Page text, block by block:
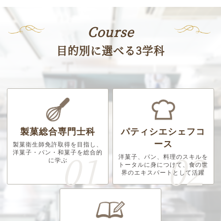
Course
目的別に選べる3学科
製菓総合専門士科
製菓衛生師免許取得を目指し、
洋菓子・パン・和菓子を総合的
に学ぶ
パティシエシェフコ
ース
洋菓子、パン、料理のスキルを
トータルに身につけて、食の世
界のエキスパートとして活躍